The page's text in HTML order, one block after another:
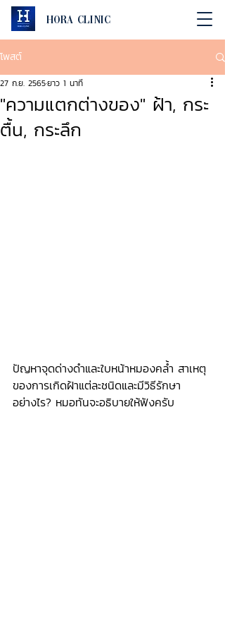
Hora Clinic
โพสต์
"ความแตกต่างของ" ฝ้า, กระ
ตื้น, กระลึก
27 ก.ย. 2565ยาว 1 นาที
ปัญหาจุดด่างดำและใบหน้าหมองคล้ำ สาเหตุ
ของการเกิดฝ้าแต่ละชนิดและมีวิธีรักษา
อย่างไร? หมอทันจะอธิบายให้ฟังครับ